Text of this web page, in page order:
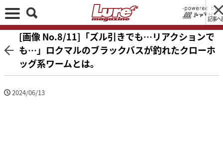
記事へ
[画像 No.8/11]「ズル引きでも…リアクションで
も…」ロクマルのブラックバスが釣れたクローホ
ッグ系ワームとは。
2024/06/13